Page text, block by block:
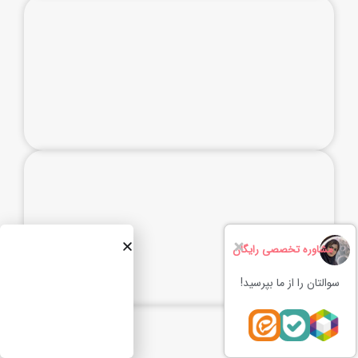
مشاوره تخصصی رایگان
سوالتان را از ما بپرسید!